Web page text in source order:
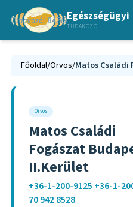
Egészségügyi
TUDAKOZÓ
Főoldal/Orvos/
Orvos
Matos Családi
Fogászat
II.Kerület
+36-1-200-9125 +36-1-
70 942 8528